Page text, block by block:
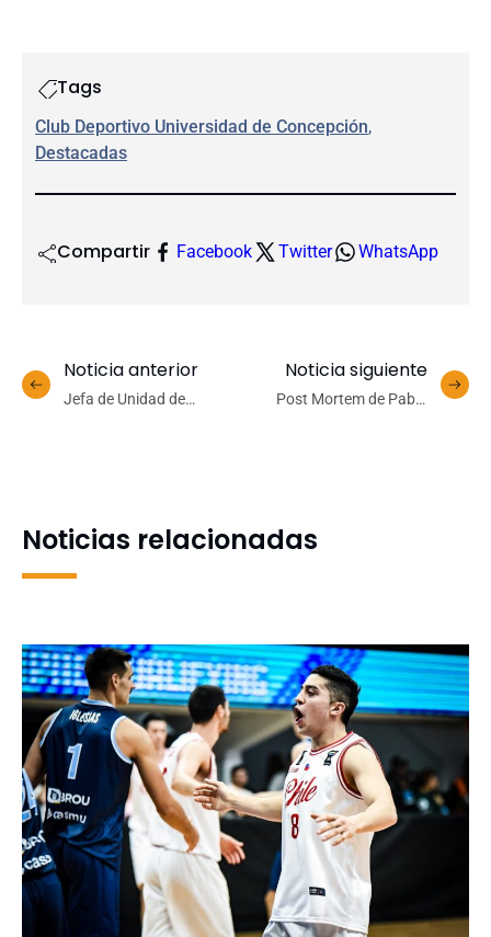
Tags
Club Deportivo Universidad de Concepción
Destacadas
Compartir Facebook Twitter WhatsApp
Noticia anterior
Jefa de Unidad de
Noticia siguiente
Post Mortem de Pablo
Noticias relacionadas